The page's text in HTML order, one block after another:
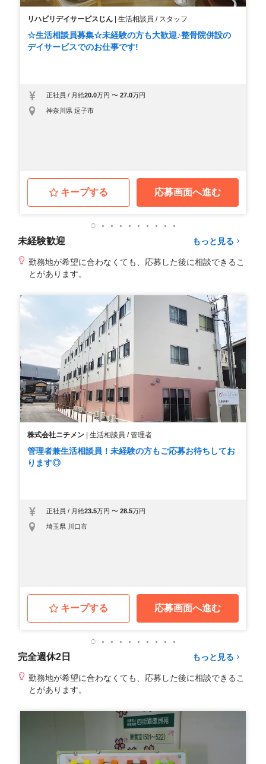
リハビリデイサービスじん |生活相談員 / スタッフ
☆生活相談員募集☆未経験の方も大歓迎♪整骨院併設の
デイサービスでのお仕事です!
正社員 / 月給20.0万円 〜27.0万円
神奈川県 逗子市
キープする 応募画面へ進む
未経験歓迎 もっと見る
勤務地が希望に合わなくても、応募した後に相談できるこ
とがあります。
株式会社ニチメン |生活相談員 / 管理者
管理者兼生活相談員！未経験の方もご応募お待ちしてお
ります◎
正社員 / 月給23.5万円 〜28.5万円
埼玉県 川口市
キープする 応募画面へ進む
完全週休2日 もっと見る
勤務地が希望に合わなくても、応募した後に相談できるこ
とがあります。